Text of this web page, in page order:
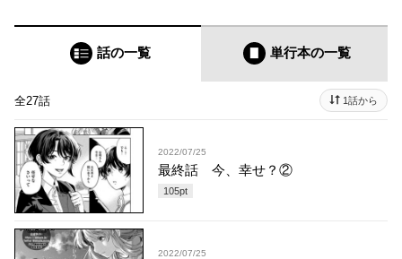
話の一覧 単行本の一覧
全27話 1話から
2022/07/25
最終話 今、幸せ？②
105pt
2022/07/25